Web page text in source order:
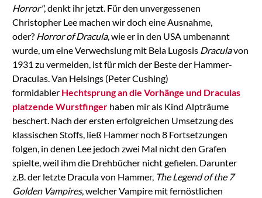
Horror", denkt ihr jetzt. Für den unvergessenen
Christopher Lee machen wir doch eine Ausnahme,
oder? Horror of Dracula, wie er in den USA umbenannt
wurde, um eine Verwechslung mit Bela Lugosis Draculavon
1931 zu vermeiden, ist für mich der Beste der Hammer-
Draculas. Van Helsings (Peter Cushing)
formidabler Hechtsprung an die Vorhänge und Draculas
platzende Wurstfingerhaben mir als Kind Alpträume
beschert. Nach der ersten erfolgreichen Umsetzung des
klassischen Stoffs, ließ Hammer noch 8 Fortsetzungen
folgen, in denen Lee jedoch zwei Mal nicht den Grafen
spielte, weil ihm die Drehbücher nicht gefielen. Darunter
z.B. der letzte Dracula von Hammer, The Legend of the 7
Golden Vampires, welcher Vampire mit fernöstlichen